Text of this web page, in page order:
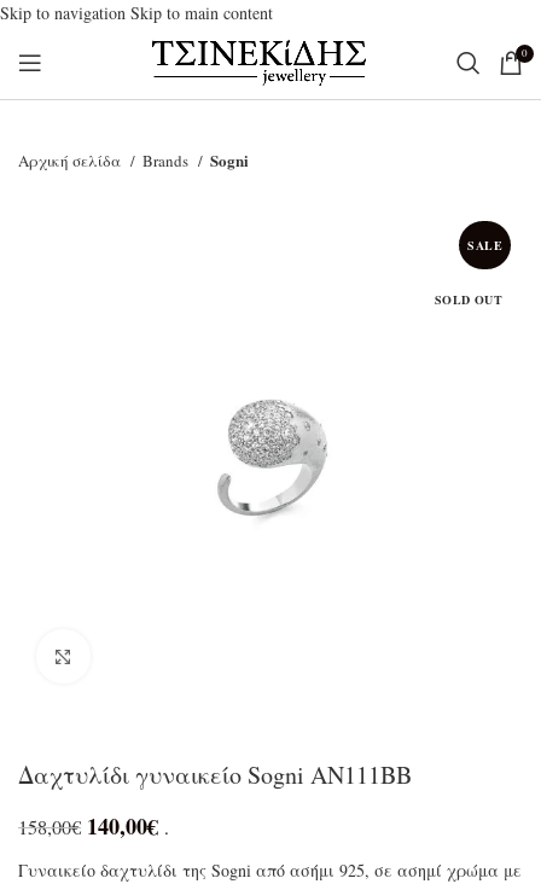
Skip to navigation Skip to main content
0
Αρχική σελίδα Brands Sogni
SALE
SOLD OUT
Δαχτυλίδι γυναικείο Sogni AN111BB
158,00€ 140,00€ .
Γυναικείο δαχτυλίδι της Sogni από ασήμι 925, σε ασημί χρώμα με